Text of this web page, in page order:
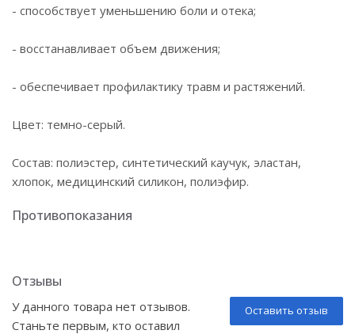
- способствует уменьшению боли и отека;
- восстанавливает объем движения;
- обеспечивает профилактику травм и растяжений.
Цвет: темно-серый.
Состав: полиэстер, синтетический каучук, эластан,
хлопок, медицинский силикон, полиэфир.
Противопоказания
Отзывы
Оставить отзыв
У данного товара нет отзывов.
Станьте первым, кто оставил